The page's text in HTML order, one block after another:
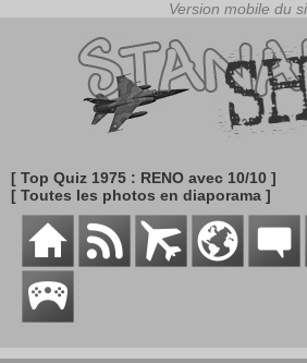
[ Top Quiz 1975 : RENO avec 10/10 ]
[ Toutes les photos en diaporama ]